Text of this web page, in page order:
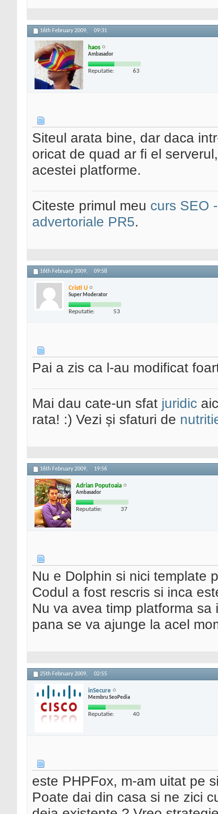
16th February 2009, 09:31
haos
Ambasador
Reputatie: 63
Siteul arata bine, dar daca
oricat de quad ar fi el
acestei platforme.
Citeste primul meu curs SEO
advertoriale PR5.
16th February 2009, 09:58
Cristi U
Super Moderator
Reputatie: 53
Pai a zis ca l-au modificat
Mai dau cate-un sfat juridic
rata! :) Vezi și sfaturi de
16th February 2009, 19:56
Adrian Poputoaia
Ambasador
Reputatie: 37
Nu e Dolphin si nici template
Codul a fost rescris si inca
Nu va avea timp platforma
pana se va ajunge la acel
25th February 2009, 02:55
inSecure
Membru SeoPedia
Reputatie: 40
este PHPFox, m-am uitat pe
Poate dai din casa si ne zici